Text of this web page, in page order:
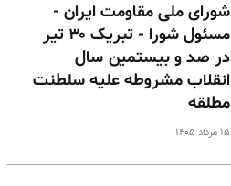
شورای ملی مقاومت ایران -
مسئول شورا - تبریک ۳۰ تیر
در صد و بیستمین سال
انقلاب مشروطه علیه سلطنت
مطلقه
۱۵ مرداد ۱۴۰۵